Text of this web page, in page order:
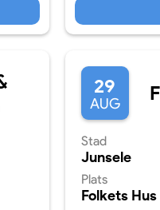
29
AUG
Stad
Junsele
Plats
Folkets Hus